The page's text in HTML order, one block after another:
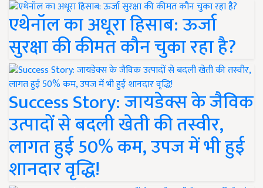
एथेनॉल का अधूरा हिसाब: ऊर्जा
सुरक्षा की कीमत कौन चुका रहा है?
Success Story: जायडेक्स के जैविक
उत्पादों से बदली खेती की तस्वीर,
लागत हुई 50% कम, उपज में भी हुई
शानदार वृद्धि!